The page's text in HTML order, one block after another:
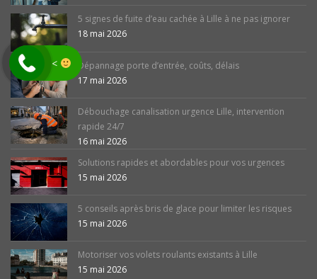
5 signes de fuite d’eau cachée à Lille à ne pas ignorer
18 mai 2026
Dépannage porte d’entrée, coûts, délais
17 mai 2026
Débouchage canalisation urgence Lille, intervention
rapide 24/7
16 mai 2026
Solutions rapides et abordables pour vos urgences
15 mai 2026
5 conseils après bris de glace pour limiter les risques
15 mai 2026
Motoriser vos volets roulants existants à Lille
15 mai 2026
<